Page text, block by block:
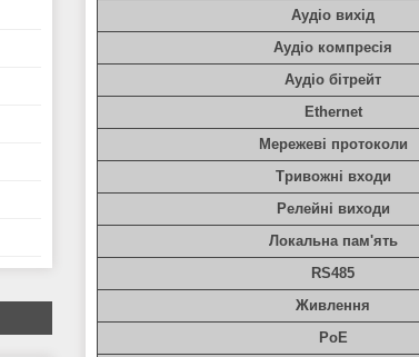
Аудіо вихід
Аудіо компресія
Аудіо бітрейт
Ethernet
Мережеві протоколи
Тривожні входи
Релейні виходи
Локальна пам'ять
RS485
Живлення
PoE